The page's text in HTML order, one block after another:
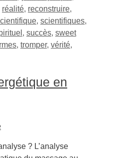
réalité, reconstruire,
, scientifiques,
, succès, sweet
, tromper, vérité,
en
? L’analyse